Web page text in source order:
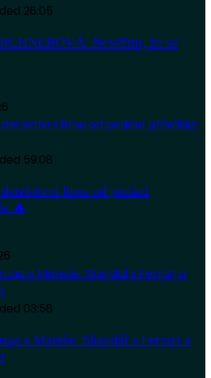
26:05
Nevěřím, že se
59:08
hrou od podání
🔥
03:58
a Mareše. Skandál s Ferrari a